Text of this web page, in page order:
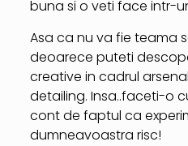
buna si o veti face intr-
Asa ca nu va fie teama
deoarece puteti
creative in cadrul
detailing. Insa..faceti-o
cont de faptul ca
dumneavoastra risc!